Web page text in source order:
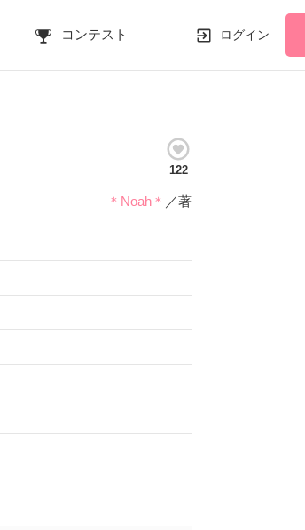
コンテスト ログイン
122
＊Noah＊ ／著